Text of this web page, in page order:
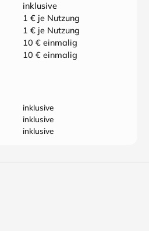
inklusive
1 € je Nutzung
1 € je Nutzung
10 € einmalig
10 € einmalig
inklusive
inklusive
inklusive